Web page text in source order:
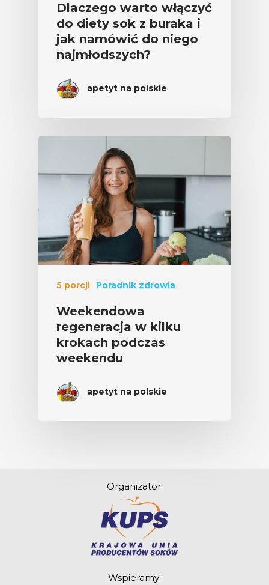
Dlaczego warto włączyć
do diety sok z buraka i
jak namówić do niego
najmłodszych?
apetyt na polskie
5 porcji Poradnik zdrowia
Weekendowa
regeneracja w kilku
krokach podczas
weekendu
apetyt na polskie
Organizator:
Wspieramy: